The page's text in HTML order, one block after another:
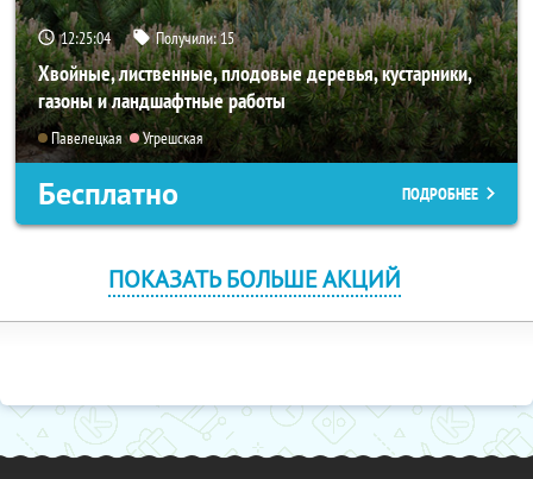
12:25:04 Получили:15
Хвойные, лиственные, плодовые деревья, кустарники,
газоны и ландшафтные работы
Павелецкая Угрешская
Бесплатно ПОДРОБНЕЕ
ПОКАЗАТЬ БОЛЬШЕ АКЦИЙ